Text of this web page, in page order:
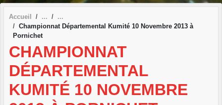
Accueil
Championnat Départemental Kumité 10 Novembre 2013 à
Pornichet
CHAMPIONNAT
DÉPARTEMENTAL
KUMITÉ 10 NOVEMBRE